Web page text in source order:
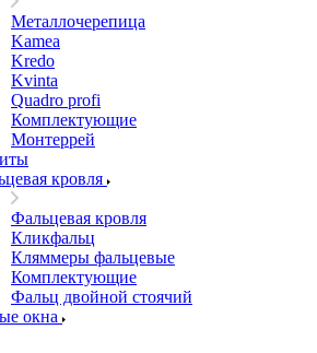
Металлочерепица
Kamea
Kredo
Kvinta
Quadro profi
Комплектующие
Монтеррей
кровля
Фальцевая кровля
Кликфальц
Кляммеры фальцевые
Комплектующие
Фальц двойной стоячий
окна